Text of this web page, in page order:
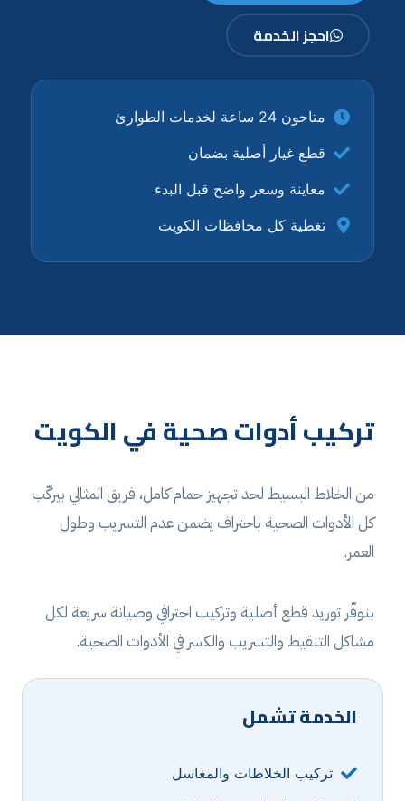
احجز الخدمة
متاحون 24 ساعة لخدمات الطوارئ
قطع غيار أصلية بضمان
معاينة وسعر واضح قبل البدء
تغطية كل محافظات الكويت
تركيب أدوات صحية في الكويت
من الخلاط البسيط لحد تجهيز حمام كامل، فريق المثالي بيركّب
كل الأدوات الصحية باحتراف يضمن عدم التسريب وطول
العمر.
بنوفّر توريد قطع أصلية وتركيب احترافي وصيانة سريعة لكل
مشاكل التنقيط والتسريب والكسر في الأدوات الصحية.
الخدمة تشمل
تركيب الخلاطات والمغاسل